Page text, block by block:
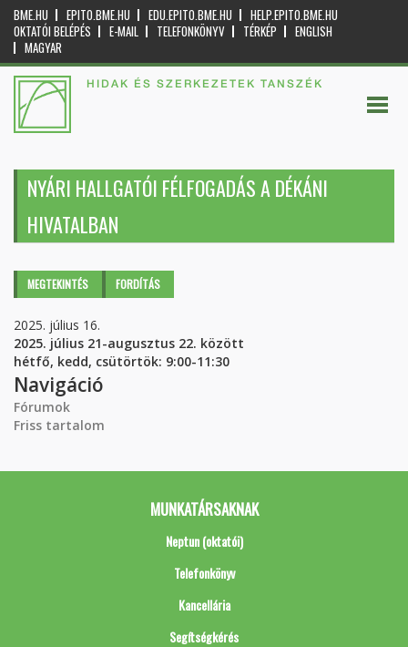
BME.HU EPITO.BME.HU EDU.EPITO.BME.HU
HELP.EPITO.BME.HU
OKTATÓI BELÉPÉS
E-MAIL TELEFONKÖNYV TÉRKÉP
ENGLISH
MAGYAR
HIDAK ÉS SZERKEZETEK TANSZÉK
NYÁRI HALLGATÓI FÉLFOGADÁS A DÉKÁNI
HIVATALBAN
Elsődleges fülek
MEGTEKINTÉS (AKTÍVFORDÍTÁS
2025. július 16.
2025. július 21-augusztus 22. között
hétfő, kedd, csütörtök: 9:00-11:30
Navigáció
Fórumok
Friss tartalom
MUNKATÁRSAKNAK
Neptun (oktatói)
Telefonkönyv
Kancellária
Segítségkérés